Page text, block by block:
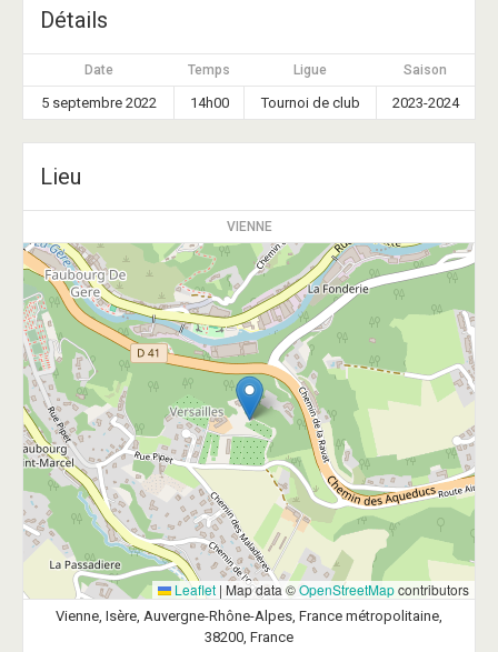
Détails
Date Temps Ligue Saison
5 septembre 2022 14h00 Tournoi de club 2023-2024
Lieu
VIENNE
Leaflet | Map data ©OpenStreetMapcontributors
Vienne, Isère, Auvergne-Rhône-Alpes, France métropolitaine,
38200, France